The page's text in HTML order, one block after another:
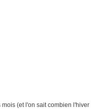
(et l'on sait combien l'hiver